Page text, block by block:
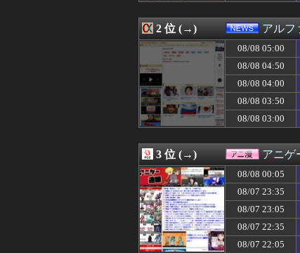
08/08 04:56
この秋の正
08/08 04:55
台湾メディ
08/08 04:50
【画像】た
08/08 04:50
【炎上】嫁
08/08 04:50
【思考力】
08/08 04:41
江別大学生
08/08 04:36
中国「大洪
08/08 04:35
【衝撃画像
08/08 04:30
◆悲報◆初の
08/08 04:30
【悲報】腹
08/08 04:25
【悲報】風
08/08 04:20
じゃあ逆に
08/08 04:20
日本のフォ
08/08 04:15
台湾の女の
08/08 04:12
【戦慄】毎
08/08 04:10
【衝撃】40
08/08 04:10
【GIF】熟女
08/08 04:10
【画像】肩
2 位 (→) アルフ
08/08 05:00
08/08 04:50
08/08 04:00
08/08 03:50
08/08 03:00
3 位 (→) アニゲ
08/08 00:05
08/07 23:35
08/07 23:05
08/07 22:35
08/07 22:05